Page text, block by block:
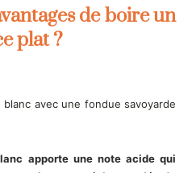
de boire un
plat ?
avec une fondue savoyarde
apporte une note acide qui